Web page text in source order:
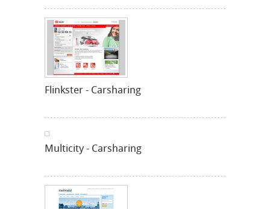
Flinkster - Carsharing
Multicity - Carsharing